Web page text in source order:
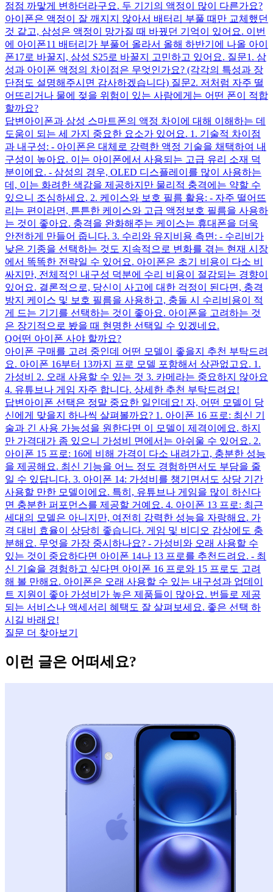
점점 까맣게 변하더라구요. 두 기기의 액정이 많이 다른가요?
아이폰은 액정이 잘 깨지지 않아서 배터리 부풀 때만 교체했던
것 같고, 삼성은 액정이 망가질 때 바꿨던 기억이 있어요. 이번
에 아이폰11 배터리가 부풀어 올라서 올해 하반기에 나올 아이
폰17로 바꿀지, 삼성 S25로 바꿀지 고민하고 있어요. 질문1. 삼
성과 아이폰 액정의 차이점은 무엇인가요? (각각의 특성과 장
단점도 설명해주시면 감사하겠습니다) 질문2. 저처럼 자주 떨
어뜨리거나 물에 젖을 위험이 있는 사람에게는 어떤 폰이 적합
할까요?
답변 아이폰과 삼성 스마트폰의 액정 차이에 대해 이해하는 데
도움이 되는 세 가지 중요한 요소가 있어요. 1. 기술적 차이점
과 내구성: - 아이폰은 대체로 강력한 액정 기술을 채택하여 내
구성이 높아요. 이는 아이폰에서 사용되는 고급 유리 소재 덕
분이에요. - 삼성의 경우, OLED 디스플레이를 많이 사용하는
데, 이는 화려한 색감을 제공하지만 물리적 충격에는 약할 수
있으니 조심하세요. 2. 케이스와 보호 필름 활용: - 자주 떨어뜨
리는 편이라면, 튼튼한 케이스와 고급 액정보호 필름을 사용하
는 것이 좋아요. 충격을 완화해주는 케이스는 휴대폰을 더욱
안전하게 만들어 줍니다. 3. 수리와 유지비용 측면: - 수리비가
낮은 기종을 선택하는 것도 지속적으로 변화를 겪는 현재 시장
에서 똑똑한 전략일 수 있어요. 아이폰은 초기 비용이 다소 비
싸지만, 전체적인 내구성 덕분에 수리 비용이 절감되는 경향이
있어요. 결론적으로, 당신이 사고에 대한 걱정이 된다면, 충격
방지 케이스 및 보호 필름을 사용하고, 충돌 시 수리비용이 적
게 드는 기기를 선택하는 것이 좋아요. 아이폰을 고려하는 것
은 장기적으로 봤을 때 현명한 선택일 수 있겠네요.
Q어떤 아이폰 사야 할까요?
아이폰 구매를 고려 중인데 어떤 모델이 좋을지 추천 부탁드려
요. 아이폰 16부터 13까지 프로 모델 포함해서 상관없고요. 1.
가성비 2. 오래 사용할 수 있는 것 3. 카메라는 중요하지 않아요
4. 유튜브나 게임 자주 합니다. 상세한 추천 부탁드려요!
답변 아이폰 선택은 정말 중요한 일인데요! 자, 어떤 모델이 당
신에게 맞을지 하나씩 살펴볼까요? 1. 아이폰 16 프로: 최신 기
술과 긴 사용 가능성을 원한다면 이 모델이 제격이에요. 하지
만 가격대가 좀 있으니 가성비 면에서는 아쉬울 수 있어요. 2.
아이폰 15 프로: 16에 비해 가격이 다소 내려가고, 충분한 성능
을 제공해요. 최신 기능을 어느 정도 경험하면서도 부담을 줄
일 수 있답니다. 3. 아이폰 14: 가성비를 챙기면서도 상당 기간
사용할 만한 모델이에요. 특히, 유튜브나 게임을 많이 하신다
면 충분한 퍼포먼스를 제공할 거예요. 4. 아이폰 13 프로: 최근
세대의 모델은 아니지만, 여전히 강력한 성능을 자랑해요. 가
격 대비 효율이 상당히 좋습니다. 게임 및 비디오 감상에도 충
분해요. 무엇을 가장 중시하나요? - 가성비와 오래 사용할 수
있는 것이 중요하다면 아이폰 14나 13 프로를 추천드려요. - 최
신 기술을 경험하고 싶다면 아이폰 16 프로와 15 프로도 고려
해 볼 만해요. 아이폰은 오래 사용할 수 있는 내구성과 업데이
트 지원이 좋아 가성비가 높은 제품들이 많아요. 번들로 제공
되는 서비스나 액세서리 혜택도 잘 살펴보세요. 좋은 선택 하
시길 바래요!
질문 더 찾아보기
이런 글은 어떠세요?